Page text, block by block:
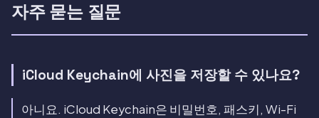
자주 묻는 질문
iCloud Keychain에 사진을 저장할 수 있나요?
아니요. iCloud Keychain은 비밀번호, 패스키, Wi-Fi